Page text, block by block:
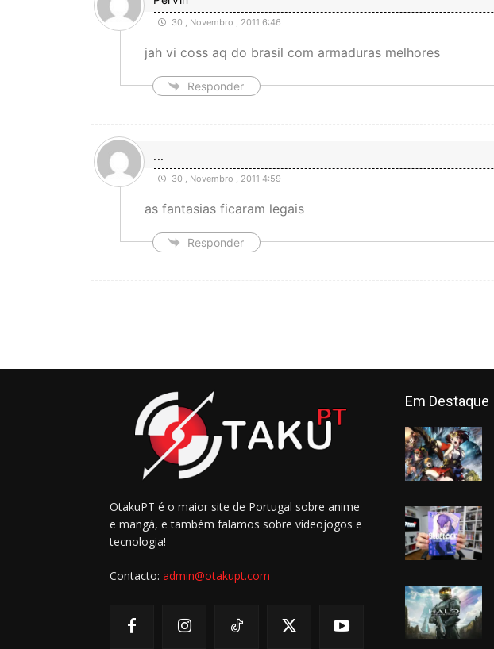
30 , Novembro , 2011 6:46
jah vi coss aq do brasil com armaduras melhores
Responder
...
30 , Novembro , 2011 4:59
as fantasias ficaram legais
Responder
OtakuPT é o maior site de Portugal sobre anime
e mangá, e também falamos sobre videojogos e
tecnologia!
Contacto: admin@otakupt.com
Em Destaque